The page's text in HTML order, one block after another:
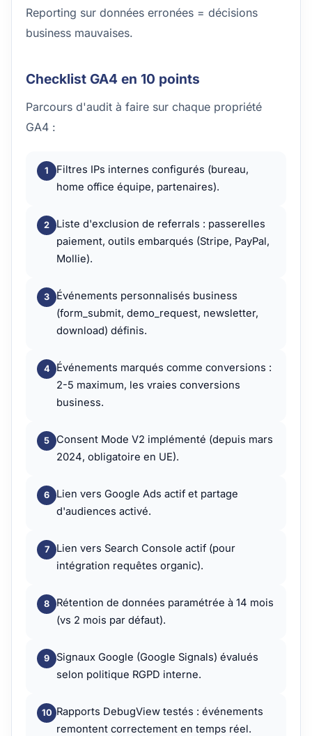
Reporting sur données erronées = décisions
business mauvaises.
Checklist GA4 en 10 points
Parcours d'audit à faire sur chaque propriété
GA4 :
Filtres IPs internes configurés (bureau,
home office équipe, partenaires).
Liste d'exclusion de referrals : passerelles
paiement, outils embarqués (Stripe, PayPal,
Mollie).
Événements personnalisés business
(form_submit, demo_request, newsletter,
download) définis.
Événements marqués comme conversions :
2-5 maximum, les vraies conversions
business.
Consent Mode V2 implémenté (depuis mars
2024, obligatoire en UE).
Lien vers Google Ads actif et partage
d'audiences activé.
Lien vers Search Console actif (pour
intégration requêtes organic).
Rétention de données paramétrée à 14 mois
(vs 2 mois par défaut).
Signaux Google (Google Signals) évalués
selon politique RGPD interne.
Rapports DebugView testés : événements
remontent correctement en temps réel.